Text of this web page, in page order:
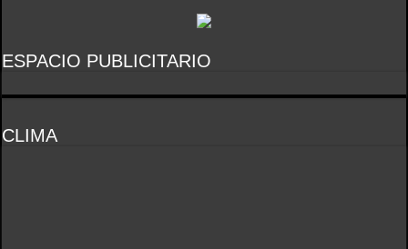
ESPACIO PUBLICITARIO
CLIMA